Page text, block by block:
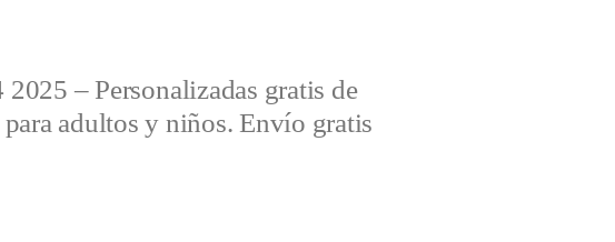
– Personalizadas gratis de
adultos y niños. Envío gratis